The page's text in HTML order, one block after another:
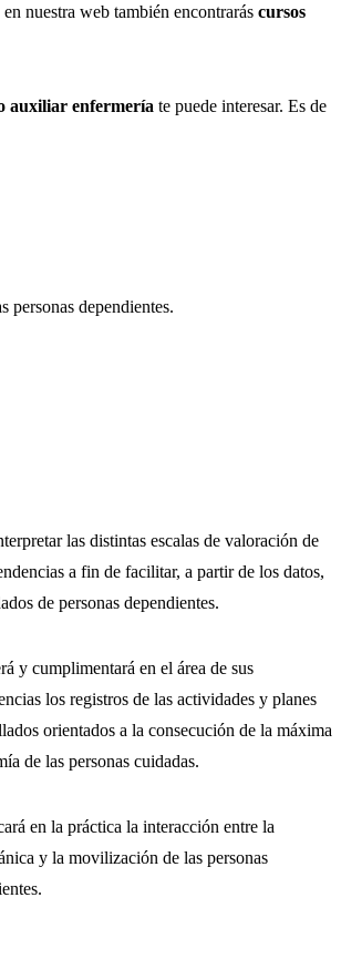
nuestra web también encontrarás cursos
auxiliar enfermería te puede interesar. Es de
dependientes.
las distintas escalas de valoración de
a fin de facilitar, a partir de los datos,
de personas dependientes.
y cumplimentará en el área de sus
los registros de las actividades y planes
orientados a la consecución de la máxima
de las personas cuidadas.
en la práctica la interacción entre la
y la movilización de las personas